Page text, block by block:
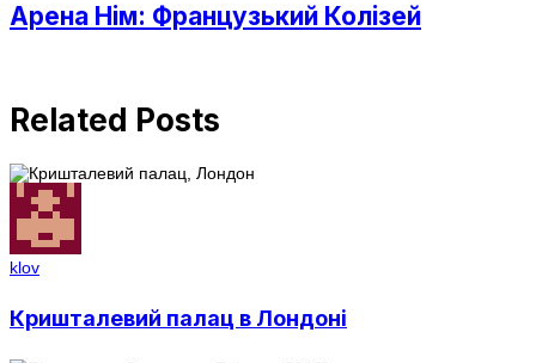
Арена Нім: Французький Колізей
Related Posts
klov
Кришталевий палац в Лондоні